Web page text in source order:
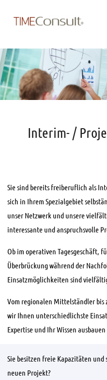
Interim- /
Sie sind bereits freiberuflich als
sich in Ihrem Spezialgebiet
unser Netzwerk und unsere
interessante und anspruchsvolle
Ob im operativen Tagesgeschäft,
Überbrückung während der
Einsatzmöglichkeiten sind
Vom regionalen Mittelständler
wir Ihnen unterschiedlichste
Expertise und Ihr Wissen
Sie besitzen freie Kapazitäten und
neuen Projekt?